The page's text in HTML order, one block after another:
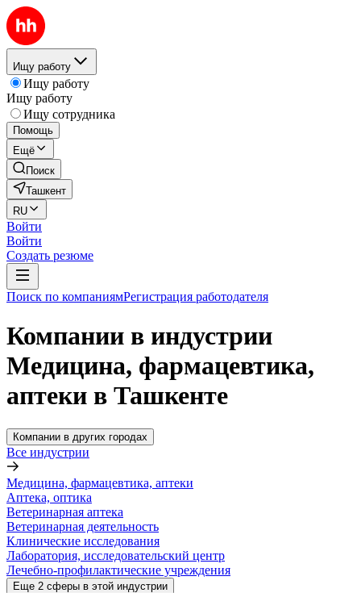
Ищу работу
Ищу работу
Ищу работу
Ищу сотрудника
Помощь
Ещё
Поиск
Ташкент
RU
Войти
Войти
Создать резюме
Поиск по компаниямРегистрация работодателя
Компании в индустрии
Медицина, фармацевтика,
аптеки в Ташкенте
Компании в других городах
Все индустрии
Медицина, фармацевтика, аптеки
Аптека, оптика
Ветеринарная аптека
Ветеринарная деятельность
Клинические исследования
Лаборатория, исследовательский центр
Лечебно-профилактические учреждения
Еще 2 сферы в этой индустрии